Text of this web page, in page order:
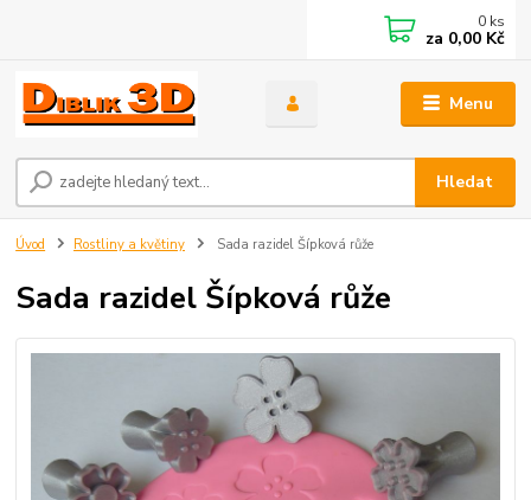
Menu
Hledat
0 ks
za 0,00 Kč
Úvod Rostliny a květiny Sada razidel Šípková růže
Sada razidel Šípková růže